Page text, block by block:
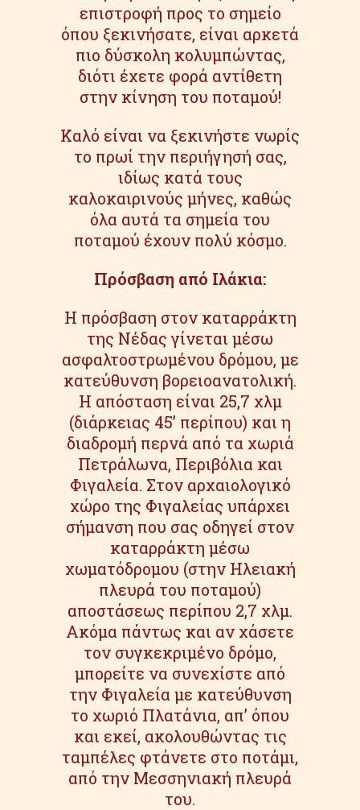
επιστροφή προς το σημείο
όπου ξεκινήσατε, είναι αρκετά
πιο δύσκολη κολυμπώντας,
διότι έχετε φορά αντίθετη
στην κίνηση του ποταμού!
Καλό είναι να ξεκινήστε νωρίς
το πρωί την περιήγησή σας,
ιδίως κατά τους
καλοκαιρινούς μήνες, καθώς
όλα αυτά τα σημεία του
ποταμού έχουν πολύ κόσμο.
Πρόσβαση από Ιλάκια:
Η πρόσβαση στον καταρράκτη
της Νέδας γίνεται μέσω
ασφαλτοστρωμένου δρόμου, με
κατεύθυνση βορειοανατολική.
Η απόσταση είναι 25,7 χλμ
(διάρκειας 45’ περίπου) και η
διαδρομή περνά από τα χωριά
Πετράλωνα, Περιβόλια και
Φιγαλεία. Στον αρχαιολογικό
χώρο της Φιγαλείας υπάρχει
σήμανση που σας οδηγεί στον
καταρράκτη μέσω
χωματόδρομου (στην Ηλειακή
πλευρά του ποταμού)
αποστάσεως περίπου 2,7 χλμ.
Ακόμα πάντως και αν χάσετε
τον συγκεκριμένο δρόμο,
μπορείτε να συνεχίστε από
την Φιγαλεία με κατεύθυνση
το χωριό Πλατάνια, απ’ όπου
και εκεί, ακολουθώντας τις
ταμπέλες φτάνετε στο ποτάμι,
από την Μεσσηνιακή πλευρά
του.